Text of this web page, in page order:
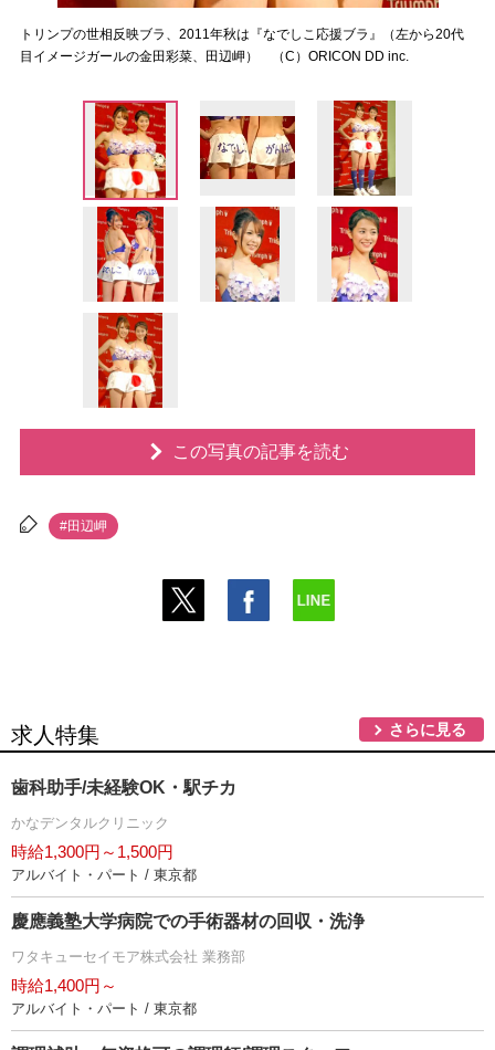
トリンプの世相反映ブラ、2011年秋は『なでしこ応援ブラ』（左から20代
目イメージガールの金田彩菜、田辺岬） （C）ORICON DD inc.
この写真の記事を読む
#田辺岬
求人特集 さらに見る
歯科助手/未経験OK・駅チカ
かなデンタルクリニック
時給1,300円～1,500円
アルバイト・パート / 東京都
慶應義塾大学病院での手術器材の回収・洗浄
ワタキューセイモア株式会社 業務部
時給1,400円～
アルバイト・パート / 東京都